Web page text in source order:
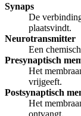
Synaps
De
plaatsvindt.
Neurotransmitter
Een
Presynaptisch
Het
vrijgeeft.
Postsynaptisch
Het
ontvangt.